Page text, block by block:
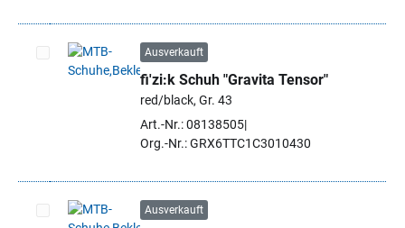
Artikel auswählen
Ausverkauft
fi'zi:k Schuh "Gravita Tensor"
red/black, Gr. 43
Art.-Nr.: 08138505
Org.-Nr.: GRX6TTC1C3010430
Ausverkauft